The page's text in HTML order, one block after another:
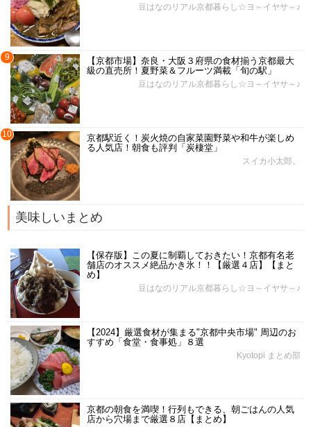
豆はなのリアル京都暮らし☆ヨ～イヤサ～♪
9
【京都市場】奈良・大阪３府県の食材揃う京都最大
級の直売所！夏野菜＆フルーツ満載「旬の駅」
豆はなのリアル京都暮らし☆ヨ～イヤサ～♪
10
京都駅近く！炭火焼の自家菜園野菜や和牛が楽しめ
る人気店！朝食も評判「炭棲堂」
スイカ小太郎。
美味しいまとめ
【保存版】この夏に制覇しておきたい！京都有名老
舗店のオススメ絶品かき氷！！【厳選４店】【まと
め】
豆はなのリアル京都暮らし☆ヨ～イヤサ～♪
【2024】厳選食材が集まる"京都中央市場" 周辺のお
すすめ「食堂・食事処」８選
Kyotopi まとめ部
京都の朝食を満喫！行列もできる、朝ごはんの人気
店から穴場まで厳選８店【まとめ】